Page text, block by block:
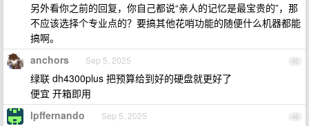
另外看你之前的回复，你自己都说“亲人的记忆是最宝贵的”，那
不应该选择个专业点的？要搞其他花哨功能的随便什么机器都能
搞啊。
45
anchors Sep 5, 2025
绿联 dh4300plus 把预算给到好的硬盘就更好了
便宜 开箱即用
46
lpffernando Sep 5, 2025